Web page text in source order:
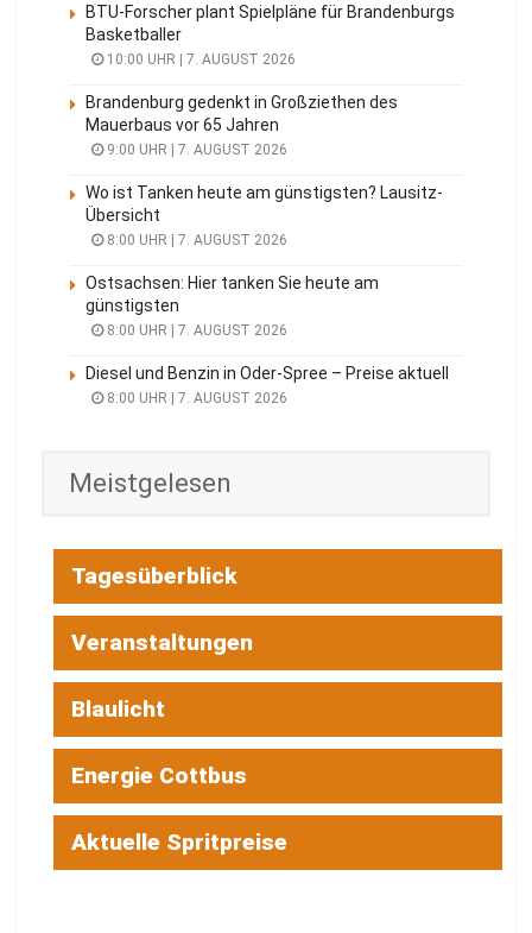
BTU-Forscher plant Spielpläne für Brandenburgs
Basketballer
10:00 UHR | 7. AUGUST 2026
Brandenburg gedenkt in Großziethen des
Mauerbaus vor 65 Jahren
9:00 UHR | 7. AUGUST 2026
Wo ist Tanken heute am günstigsten? Lausitz-
Übersicht
8:00 UHR | 7. AUGUST 2026
Ostsachsen: Hier tanken Sie heute am
günstigsten
8:00 UHR | 7. AUGUST 2026
Diesel und Benzin in Oder-Spree – Preise aktuell
8:00 UHR | 7. AUGUST 2026
Meistgelesen
Tagesüberblick
Veranstaltungen
Blaulicht
Energie Cottbus
Aktuelle Spritpreise